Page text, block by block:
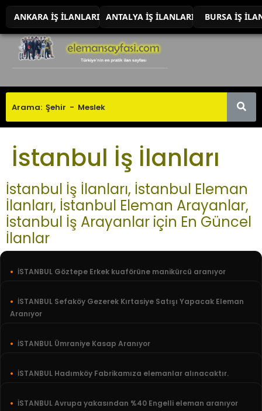
ANKARA İŞ İLANLARI ANTALYA İŞ İLANLARI BURSA İŞ
İstanbul İş İlanları
İstanbul İş İlanları, İstanbul Eleman
İlanları, İstanbul Eleman Arayanlar,
İstanbul İş Arayanlar için En Güncel
İlanlar
İSTANBUL Göztepe Erkek kuaförüne manikürcü aranıyor
İSTANBUL Sefaköy Gezerek Kırtasiye Satışı Yapacak Eleman
Aranıyor
İSTANBUL Ümraniye Kasap Aranıyor
İSTANBUL Hadımköy Fabrikamıza elemanlar alınacaktır.
İSTANBUL Avrupa yakasından %40 Engelli eleman aranıyor